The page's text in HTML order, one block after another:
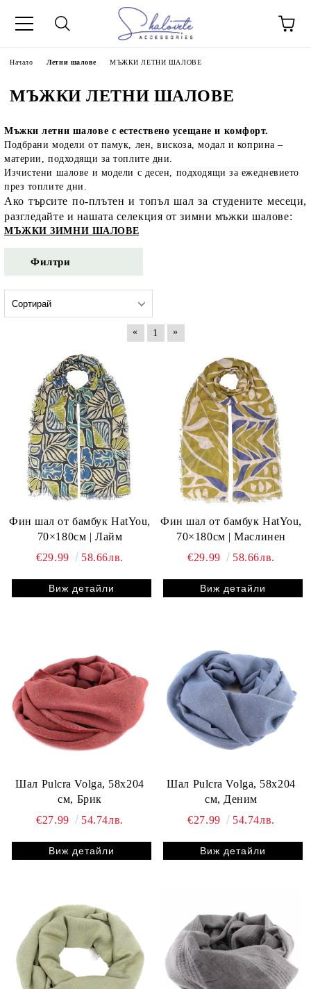
Начало Летни шалове МЪЖКИ ЛЕТНИ ШАЛОВЕ
МЪЖКИ ЛЕТНИ ШАЛОВЕ
Мъжки летни шалове с естествено усещане и комфорт.
Подбрани модели от памук, лен, вискоза, модал и коприна –
материи, подходящи за топлите дни.
Изчистени шалове и модели с десен, подходящи за ежедневието
през топлите дни.
Ако търсите по-плътен и топъл шал за студените месеци,
разгледайте и нашата селекция от зимни мъжки шалове:
МЪЖКИ ЗИМНИ ШАЛОВЕ
Филтри
« 1 »
Фин шал от бамбук HatYou,
70×180см | Лайм
€29.99
58.66лв.
Виж детайли
Фин шал от бамбук HatYou,
70×180см | Маслинен
€29.99
58.66лв.
Виж детайли
Шал Pulcra Volga, 58х204
см, Брик
€27.99
54.74лв.
Виж детайли
Шал Pulcra Volga, 58х204
см, Деним
€27.99
54.74лв.
Виж детайли